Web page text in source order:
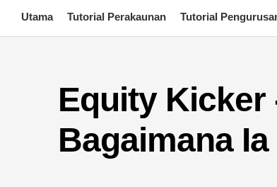
content
Utama Tutorial Perakaunan Tutorial
Equity Kicker
Bagaimana